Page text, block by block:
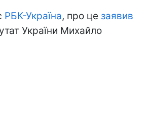
РБК-Україна, про це заявив
України Михайло